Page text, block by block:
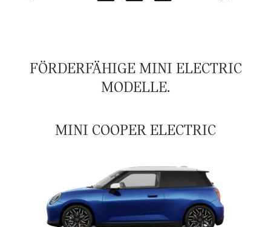
FÖRDERFÄHIGE MINI ELECTRIC
MODELLE.
MINI COOPER ELECTRIC